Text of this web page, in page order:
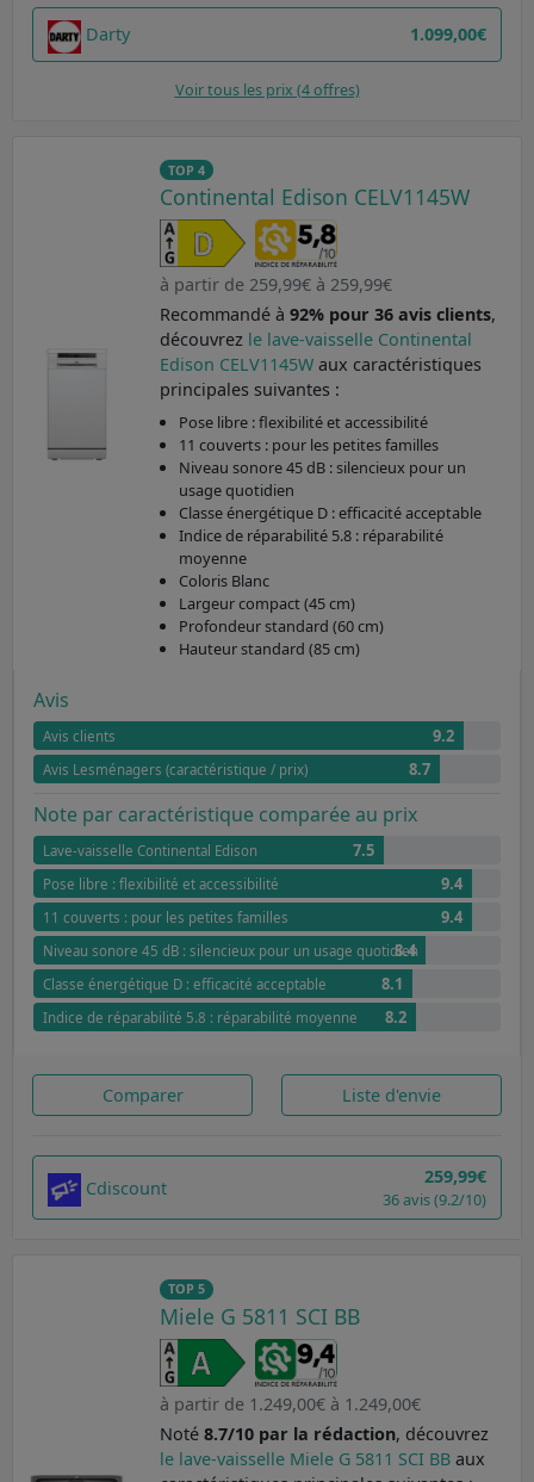
Darty 1.099,00€
Voir tous les prix (4 offres)
TOP 4
Continental Edison CELV1145W
à partir de 259,99€ à 259,99€
Recommandé à 92% pour 36 avis clients,
découvrez le lave-vaisselle Continental
Edison CELV1145W aux caractéristiques
principales suivantes :
Pose libre : flexibilité et accessibilité
11 couverts : pour les petites familles
Niveau sonore 45 dB : silencieux pour un
usage quotidien
Classe énergétique D : efficacité acceptable
Indice de réparabilité 5.8 : réparabilité
moyenne
Coloris Blanc
Largeur compact (45 cm)
Profondeur standard (60 cm)
Hauteur standard (85 cm)
Avis
Avis clients 9.2
Avis Lesménagers (caractéristique / prix) 8.7
Note par caractéristique comparée au prix
Lave-vaisselle Continental Edison 7.5
Pose libre : flexibilité et accessibilité 9.4
11 couverts : pour les petites familles 9.4
Niveau sonore 45 dB : silencieux pour un usage quotidien
8.4
Classe énergétique D : efficacité acceptable 8.1
Indice de réparabilité 5.8 : réparabilité moyenne 8.2
Comparer Liste d'envie
Cdiscount 259,99€
36 avis (9.2/10)
TOP 5
Miele G 5811 SCI BB
à partir de 1.249,00€ à 1.249,00€
Noté 8.7/10 par la rédaction, découvrez
le lave-vaisselle Miele G 5811 SCI BB aux